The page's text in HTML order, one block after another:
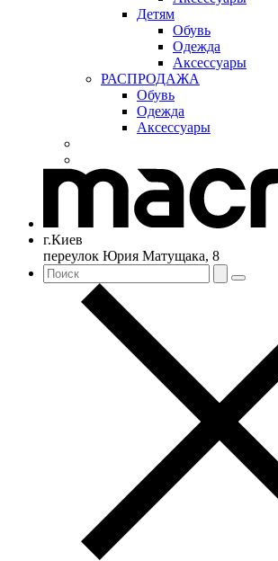
Детям
Обувь
Одежда
Аксессуары
РАСПРОДАЖА
Обувь
Одежда
Аксессуары
г.Киев
переулок Юрия Матущака, 8